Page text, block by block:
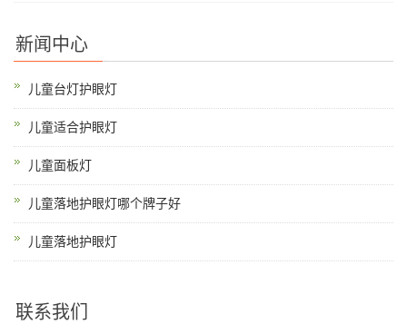
新闻中心
儿童台灯护眼灯
儿童适合护眼灯
儿童面板灯
儿童落地护眼灯哪个牌子好
儿童落地护眼灯
联系我们